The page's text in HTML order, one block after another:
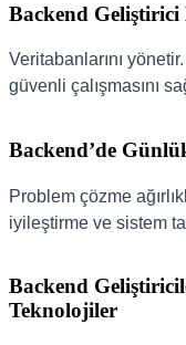
Backend Geliştirici
Veritabanlarını
güvenli çalışmasını
Backend’de
Problem çözme
iyileştirme ve sistem
Backend
Teknolojiler